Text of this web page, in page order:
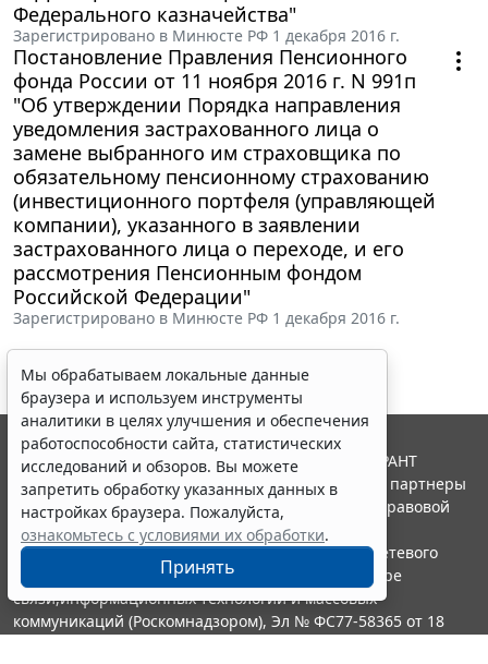
Федерального казначейства"
Зарегистрировано в Минюсте РФ 1 декабря 2016 г.
Постановление Правления Пенсионного
фонда России от 11 ноября 2016 г. N 991п
"Об утверждении Порядка направления
уведомления застрахованного лица о
замене выбранного им страховщика по
обязательному пенсионному страхованию
(инвестиционного портфеля (управляющей
компании), указанного в заявлении
застрахованного лица о переходе, и его
рассмотрения Пенсионным фондом
Российской Федерации"
Зарегистрировано в Минюсте РФ 1 декабря 2016 г.
Мы обрабатываем локальные данные
браузера и используем инструменты
аналитики в целях улучшения и обеспечения
работоспособности сайта, статистических
исследований и обзоров. Вы можете
запретить обработку указанных данных в
настройках браузера. Пожалуйста,
ознакомьтесь с условиями их обработки.
Принять
© ООО "НПП "ГАРАНТ-СЕРВИС", 2026. Система ГАРАНТ
выпускается с 1990 года. Компания "Гарант" и ее партнеры
являются участниками Российской ассоциации правовой
информации ГАРАНТ.
Портал ГАРАНТ.РУ зарегистрирован в качестве сетевого
издания Федеральной службой по надзору в сфере
связи,информационных технологий и массовых
коммуникаций (Роскомнадзором), Эл № ФС77-58365 от 18